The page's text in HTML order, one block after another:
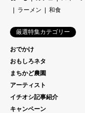
ラーメン
和食
厳選特集カテゴリー
おでかけ
おもしろネタ
まちかど農園
アーティスト
イチオシ記事紹介
キャンペーン